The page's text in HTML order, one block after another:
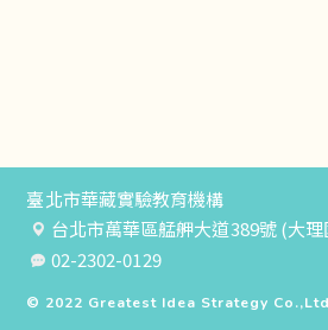
臺北市華藏實驗教育機構
台北市萬華區艋舺大道389號 (大
02-2302-0129
© 2022 Greatest Idea Strategy Co.,Ltd